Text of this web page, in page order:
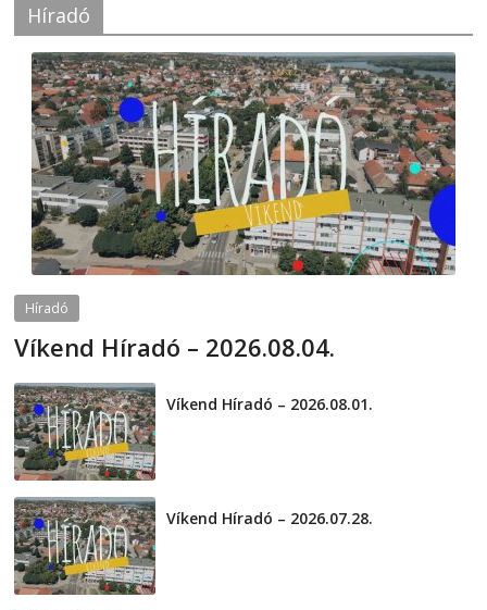
Híradó
Híradó
Víkend Híradó – 2026.08.04.
Víkend Híradó – 2026.08.01.
Víkend Híradó – 2026.07.28.